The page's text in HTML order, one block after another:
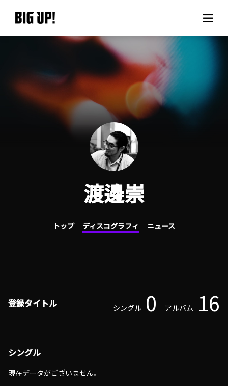
BIG UP!について
ニュース
料金プラン
サポート
ご利用の流れ
よくある質問
渡邊崇
トップ ディスコグラフィ ニュース
登録タイトル シングル 0 アルバム 16
シングル
現在データがございません。